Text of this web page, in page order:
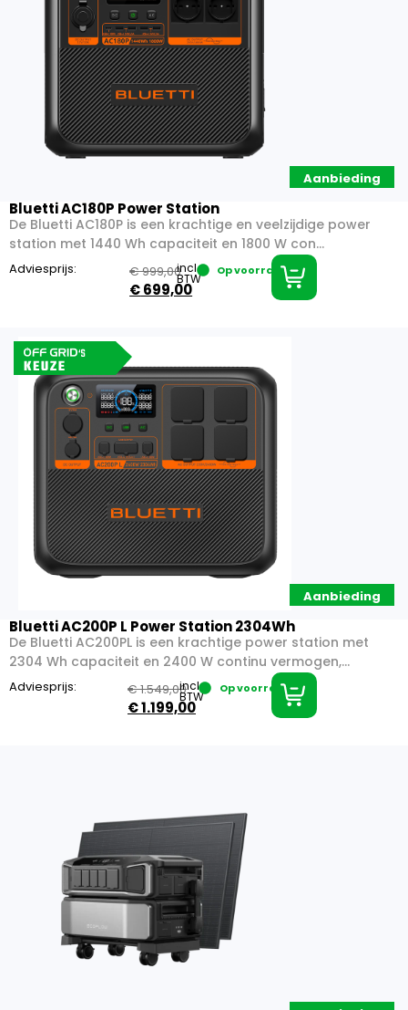
Aanbieding
Bluetti AC180P Power Station
De Bluetti AC180P is een krachtige en veelzijdige power
station met 1440 Wh capaciteit en 1800 W con...
Adviesprijs: €999,00
€699,00
incl.
BTW
Op voorraad
Aanbieding
Bluetti AC200P L Power Station 2304Wh
De Bluetti AC200PL is een krachtige power station met
2304 Wh capaciteit en 2400 W continu vermogen,...
Adviesprijs: €1.549,00
€1.199,00
incl.
BTW
Op voorraad